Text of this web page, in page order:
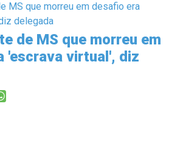
de MS que morreu em
'escrava virtual', diz